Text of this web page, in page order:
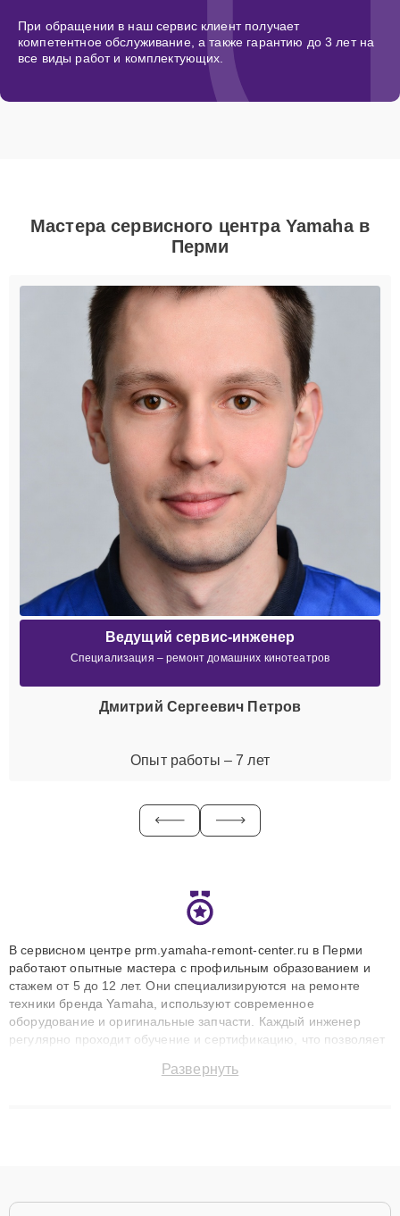
При обращении в наш сервис клиент получает
компетентное обслуживание, а также гарантию до 3 лет на
все виды работ и комплектующих.
Мастера сервисного центра Yamaha в
Перми
Ведущий сервис-инженер
Специализация – ремонт домашних кинотеатров
Дмитрий Сергеевич Петров
Опыт работы – 7 лет
В сервисном центре prm.yamaha-remont-center.ru в Перми
работают опытные мастера с профильным образованием и
стажем от 5 до 12 лет. Они специализируются на ремонте
техники бренда Yamaha, используют современное
оборудование и оригинальные запчасти. Каждый инженер
регулярно проходит обучение и сертификацию, что позволяет
технику с сохранением гарантии до 3 лет. Наши мастера
Развернуть